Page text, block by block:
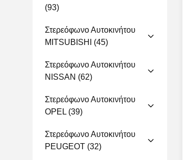
(93)
Στερεόφωνο Αυτοκινήτου
MITSUBISHI
(45)
Στερεόφωνο Αυτοκινήτου
NISSAN (62)
Στερεόφωνο Αυτοκινήτου
OPEL (39)
Στερεόφωνο Αυτοκινήτου
PEUGEOT (32)